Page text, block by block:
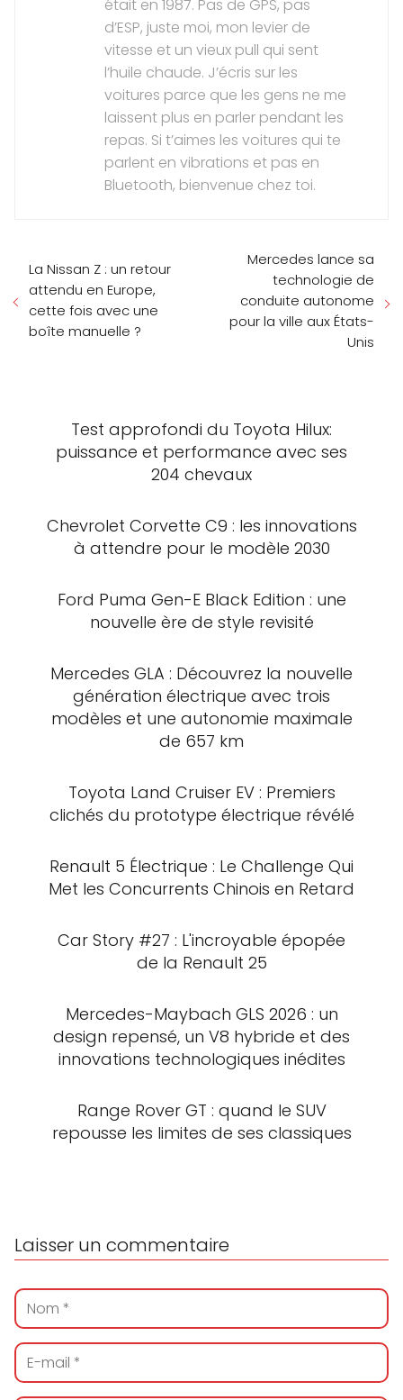
était en 1987. Pas de GPS, pas
d’ESP, juste moi, mon levier de
vitesse et un vieux pull qui sent
l’huile chaude. J’écris sur les
voitures parce que les gens ne me
laissent plus en parler pendant les
repas. Si t’aimes les voitures qui te
parlent en vibrations et pas en
Bluetooth, bienvenue chez toi.
La Nissan Z : un retour
attendu en Europe,
cette fois avec une
boîte manuelle ?
Mercedes lance sa
technologie de
conduite autonome
pour la ville aux États-
Unis
Test approfondi du Toyota Hilux:
puissance et performance avec ses
204 chevaux
Chevrolet Corvette C9 : les innovations
à attendre pour le modèle 2030
Ford Puma Gen-E Black Edition : une
nouvelle ère de style revisité
Mercedes GLA : Découvrez la nouvelle
génération électrique avec trois
modèles et une autonomie maximale
de 657 km
Toyota Land Cruiser EV : Premiers
clichés du prototype électrique révélé
Renault 5 Électrique : Le Challenge Qui
Met les Concurrents Chinois en Retard
Car Story #27 : L'incroyable épopée
de la Renault 25
Mercedes-Maybach GLS 2026 : un
design repensé, un V8 hybride et des
innovations technologiques inédites
Range Rover GT : quand le SUV
repousse les limites de ses classiques
Laisser un commentaire